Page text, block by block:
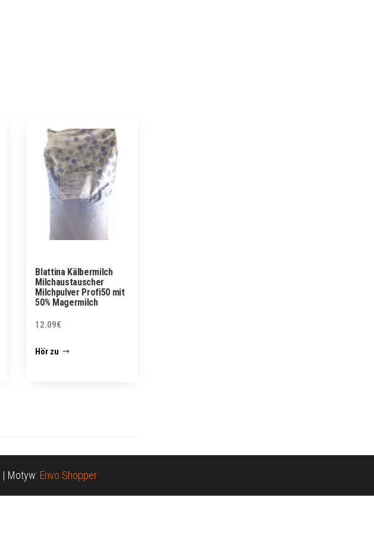
Blattina Kälbermilch
Milchaustauscher
Milchpulver Profi50 mit
50% Magermilch
12.09€
Hör zu
| Motyw: Envo Shopper